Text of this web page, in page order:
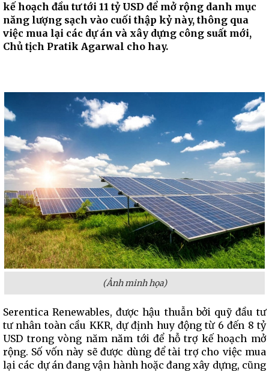
kế hoạch đầu tư tới 11 tỷ USD để mở rộng danh mục
năng lượng sạch vào cuối thập kỷ này, thông qua
việc mua lại các dự án và xây dựng công suất mới,
Chủ tịch Pratik Agarwal cho hay.
(Ảnh minh họa)
Serentica Renewables, được hậu thuẫn bởi quỹ đầu tư
tư nhân toàn cầu KKR, dự định huy động từ 6 đến 8 tỷ
USD trong vòng năm năm tới để hỗ trợ kế hoạch mở
rộng. Số vốn này sẽ được dùng để tài trợ cho việc mua
lại các dự án đang vận hành hoặc đang xây dựng, cũng